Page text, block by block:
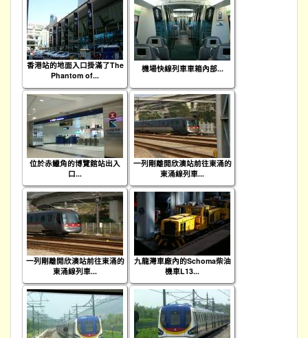
香港站的地面入口掛滿了The
Phantom of...
機場快線列車車箱內部...
位於赤鱲角的博覽館站出入
口...
一列剛離開欣澳站前往東涌的
東涌線列車...
一列剛離開欣澳站前往東涌的
東涌線列車...
九龍灣車廠內的Schoma柴油
機車L13...